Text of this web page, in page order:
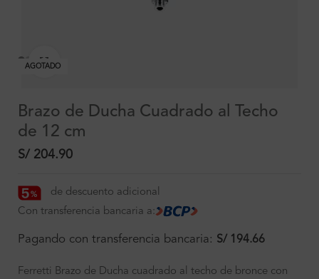
AGOTADO
Brazo de Ducha Cuadrado al Techo
de 12 cm
S/ 204.90
de descuento adicional
Con transferencia bancaria a:
Pagando con transferencia bancaria: S/ 194.66
Ferretti Brazo de Ducha cuadrado al techo de bronce con